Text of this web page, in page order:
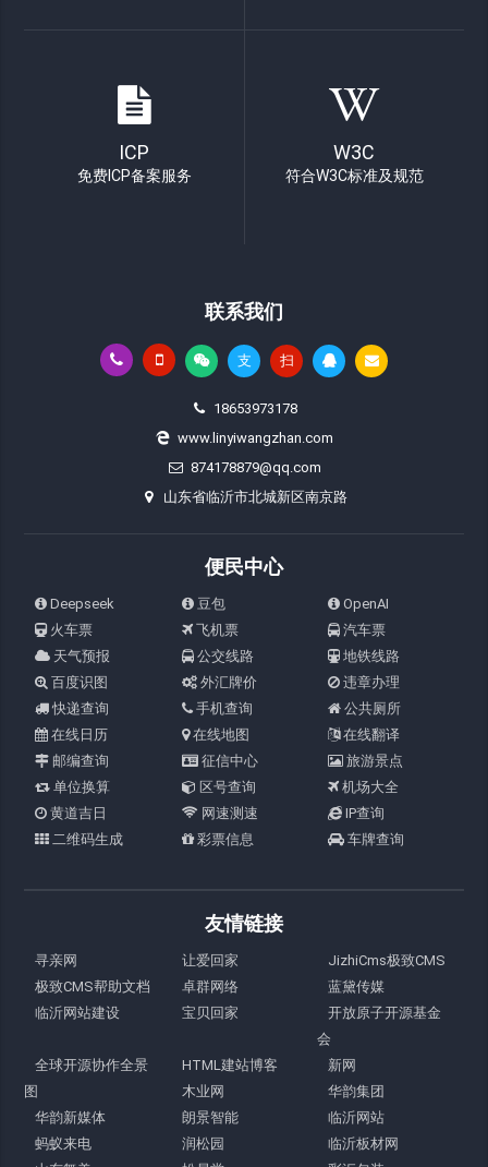
ICP
免费ICP备案服务
W3C
符合W3C标准及规范
联系我们
支 扫
18653973178
www.linyiwangzhan.com
874178879@qq.com
山东省临沂市北城新区南京路
便民中心
Deepseek 豆包
OpenAI
火车票
飞机票
汽车票
天气预报
公交线路
地铁线路
百度识图
外汇牌价
违章办理
快递查询
手机查询
公共厕所
在线日历
在线地图
在线翻译
邮编查询
征信中心
旅游景点
单位换算
区号查询
机场大全
黄道吉日
网速测速
IP查询
二维码生成
彩票信息 车牌查询
友情链接
寻亲网 让爱回家
JizhiCms极致CMS
极致CMS帮助文档
卓群网络
蓝黛传媒
临沂网站建设
宝贝回家
开放原子开源基金
会
全球开源协作全景
图
HTML建站博客
新网
木业网
华韵集团
华韵新媒体
朗景智能
临沂网站
蚂蚁来电
润松园
临沂板材网